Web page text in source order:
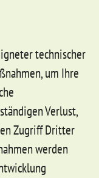
technischer
um Ihre
Verlust,
Zugriff Dritter
werden